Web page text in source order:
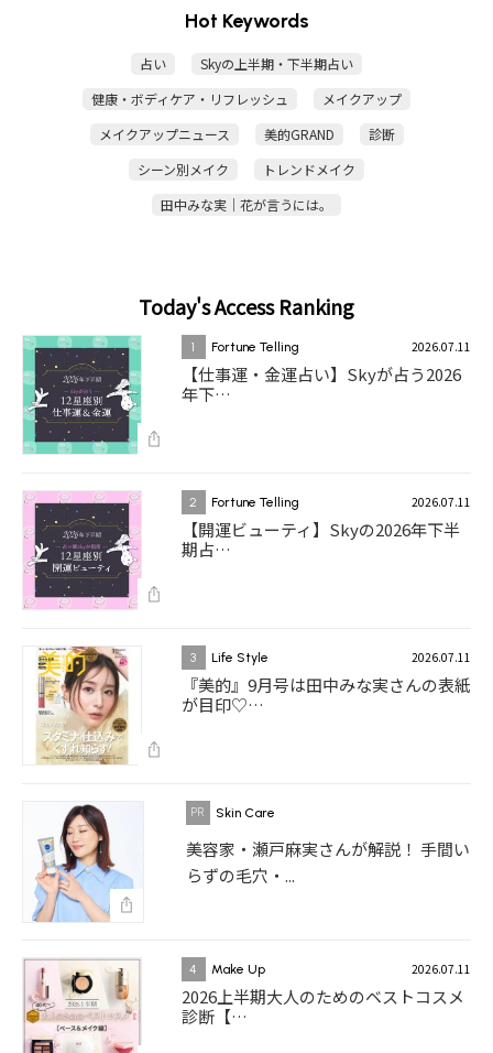
Hot Keywords
占い
Skyの上半期・下半期占い
健康・ボディケア・リフレッシュ
メイクアップ
メイクアップニュース
美的GRAND
診断
シーン別メイク
トレンドメイク
田中みな実｜花が言うには。
Today's Access Ranking
1 Fortune Telling 2026.07.11
【仕事運・金運占い】Skyが占う2026
年下…
2 Fortune Telling 2026.07.11
【開運ビューティ】Skyの2026年下半
期占…
3 Life Style 2026.07.11
『美的』9月号は田中みな実さんの表紙
が目印♡…
Skin Care
美容家・瀬戸麻実さんが解説！ 手間い
らずの毛穴・...
4 Make Up 2026.07.11
2026上半期大人のためのベストコスメ
診断【…